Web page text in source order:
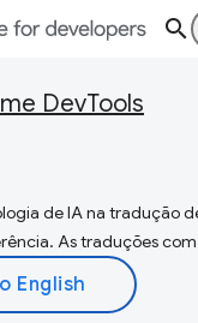
DevTools
de IA na tradução
As traduções